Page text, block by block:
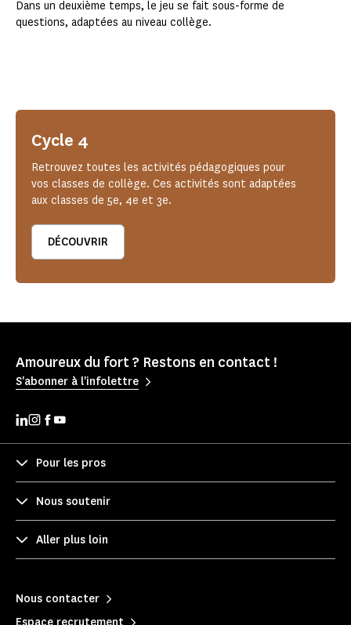
Dans un deuxième temps, le jeu se fait sous-forme de
questions, adaptées au niveau collège.
Cycle 4
Retrouvez toutes les activités pédagogiques pour
vos classes de collège. Ces activités sont adaptées
aux classes de 5e, 4e et 3e.
DÉCOUVRIR
Amoureux du fort ? Restons en contact !
S'abonner à l'infolettre
Pour les pros
Nous soutenir
Aller plus loin
Nous contacter
Espace recrutement